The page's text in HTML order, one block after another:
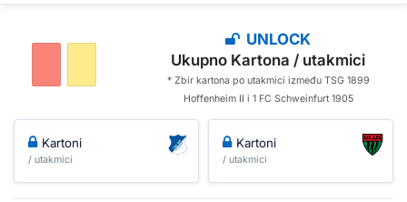
UNLOCK
Ukupno Kartona / utakmici
* Zbir kartona po utakmici između TSG 1899
Hoffenheim II i 1 FC Schweinfurt 1905
Kartoni
/ utakmici
Kartoni
/ utakmici